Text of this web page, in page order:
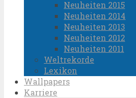
Neuheiten 2015
Neuheiten 2014
Neuheiten 2013
Neuheiten 2012
Neuheiten 2011
Weltrekorde
Lexikon
Wallpapers
Karriere